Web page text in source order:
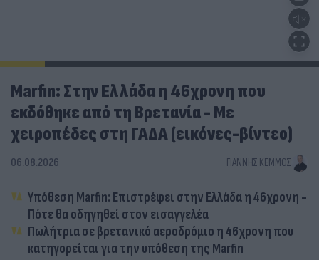
Marfin: Στην Ελλάδα η 46χρονη που
εκδόθηκε από τη Βρετανία - Με
χειροπέδες στη ΓΑΔΑ (εικόνες-βίντεο)
06.08.2026 ΓΙΆΝΝΗΣ ΚΈΜΜΟΣ
Υπόθεση Marfin: Επιστρέφει στην Ελλάδα η 46χρονη -
Πότε θα οδηγηθεί στον εισαγγελέα
Πωλήτρια σε βρετανικό αεροδρόμιο η 46χρονη που
κατηγορείται για την υπόθεση της Marfin